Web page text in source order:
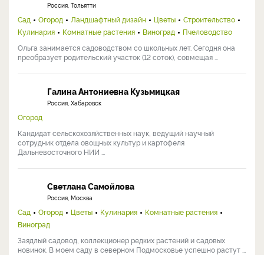
Россия, Тольятти
Сад Огород Ландшафтный дизайн Цветы
Строительство
Кулинария
Комнатные растения Виноград
Пчеловодство
Ольга занимается садоводством со школьных лет. Сегодня она
преобразует родительский участок (12 соток), совмещая ...
Галина Антониевна Кузьмицкая
Россия, Хабаровск
Огород
Кандидат сельскохозяйственных наук, ведущий научный
сотрудник отдела овощных культур и картофеля
Дальневосточного НИИ ...
Светлана Самойлова
Россия, Москва
Сад Огород Цветы Кулинария
Комнатные растения
Виноград
Заядлый садовод, коллекционер редких растений и садовых
новинок. В моем саду в северном Подмосковье успешно растут ...